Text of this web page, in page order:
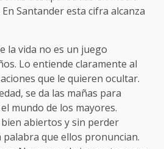
Santander esta cifra alcanza
la vida no es un juego
Lo entiende claramente al
que le quieren ocultar.
se da las mañas para
mundo de los mayores.
abiertos y sin perder
palabra que ellos pronuncian.